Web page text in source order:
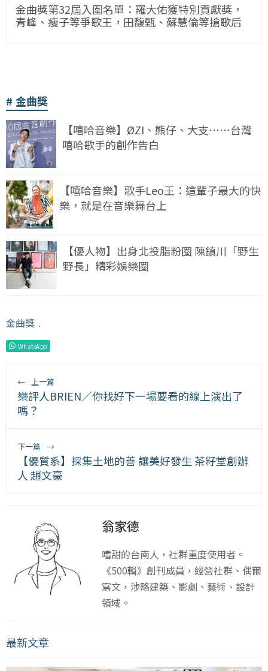
金曲獎第32屆入圍名單：羅大佑獲特別貢獻獎，
青峰、瘦子等爭歌王，田馥甄、蘇慧倫等搶歌后
金曲獎
【嘻哈音樂】ØZI、熊仔、大支⋯⋯台灣
嘻哈歌手的創作告白
【嘻哈音樂】歌手Leo王：這輩子最大的快
樂，就是在音樂舞台上
【優人物】出身北投脂粉圈 陳鎮川「野生
野長」精彩娛樂圈
金曲獎 ﹒
WhatsApp
← 上一篇
樂評人BRIEN／你找好下一場要看的線上演出了
嗎？
下一篇 →
【優質系】採集土地的善 讓美好發生 茶籽堂創辦
人 趙文豪
翁家德
嗜甜的台南人，社群重度使用者。
《500輯》創刊成員，經營社群、偶爾
寫文，涉略建築、影劇、藝術、設計
領域。
最新文章